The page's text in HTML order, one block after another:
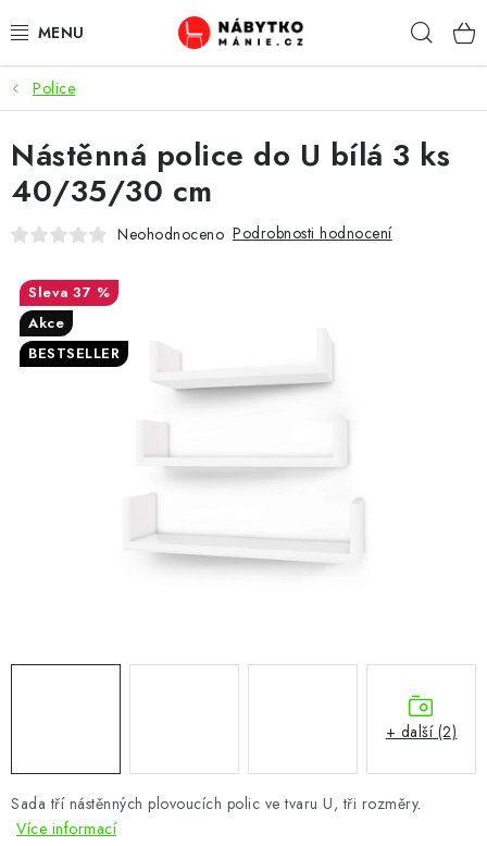
na
OBÝVACÍ POKOJ
KUCHYŇ A JÍDELNA
LOŽNICE
KANCELÁŘ / PRACOVNA
CHOVATELSKÉ POTŘEBY
DOPLŇKY A DEKORACE
OSTATNÍ
VÝPRODEJ
Vše o nákupu
Police
Sada tří nástěnných plovoucích polic ve tvaru U, tři rozměry.
Více informací
Nástěnná police do U bílá 3 ks
40/35/30 cm
Neohodnoceno Podrobnosti hodnocení
37 %
Akce
BESTSELLER
+ další (2)